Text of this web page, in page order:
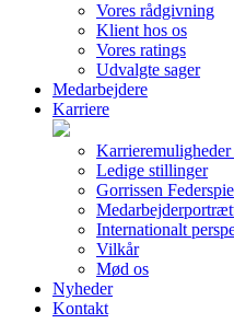
Vores rådgivning
Klient hos os
Vores ratings
Udvalgte sager
Medarbejdere
Karriere
Karrieremuligheder
Ledige stillinger
Gorrissen
Internationalt
Vilkår
Mød os
Nyheder
Kontakt